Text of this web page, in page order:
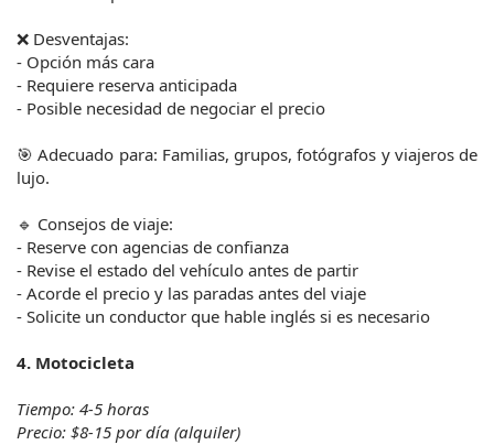
❌ Desventajas:
- Opción más cara
- Requiere reserva anticipada
- Posible necesidad de negociar el precio
🎯 Adecuado para: Familias, grupos, fotógrafos y viajeros de
lujo.
🔹 Consejos de viaje:
- Reserve con agencias de confianza
- Revise el estado del vehículo antes de partir
- Acorde el precio y las paradas antes del viaje
- Solicite un conductor que hable inglés si es necesario
4. Motocicleta
Tiempo: 4-5 horas
Precio: $8-15 por día (alquiler)